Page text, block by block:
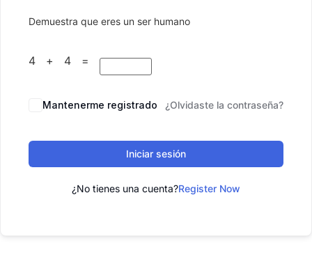
Demuestra que eres un ser humano
4 + 4 =
Mantenerme registrado ¿Olvidaste la contraseña?
Iniciar sesión
¿No tienes una cuenta?Register Now